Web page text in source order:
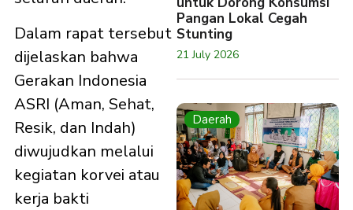
Dalam rapat tersebut
dijelaskan bahwa
Gerakan Indonesia
ASRI (Aman, Sehat,
Resik, dan Indah)
diwujudkan melalui
kegiatan korvei atau
kerja bakti
Pangan Lokal Cegah
Stunting
21 July 2026
Daerah